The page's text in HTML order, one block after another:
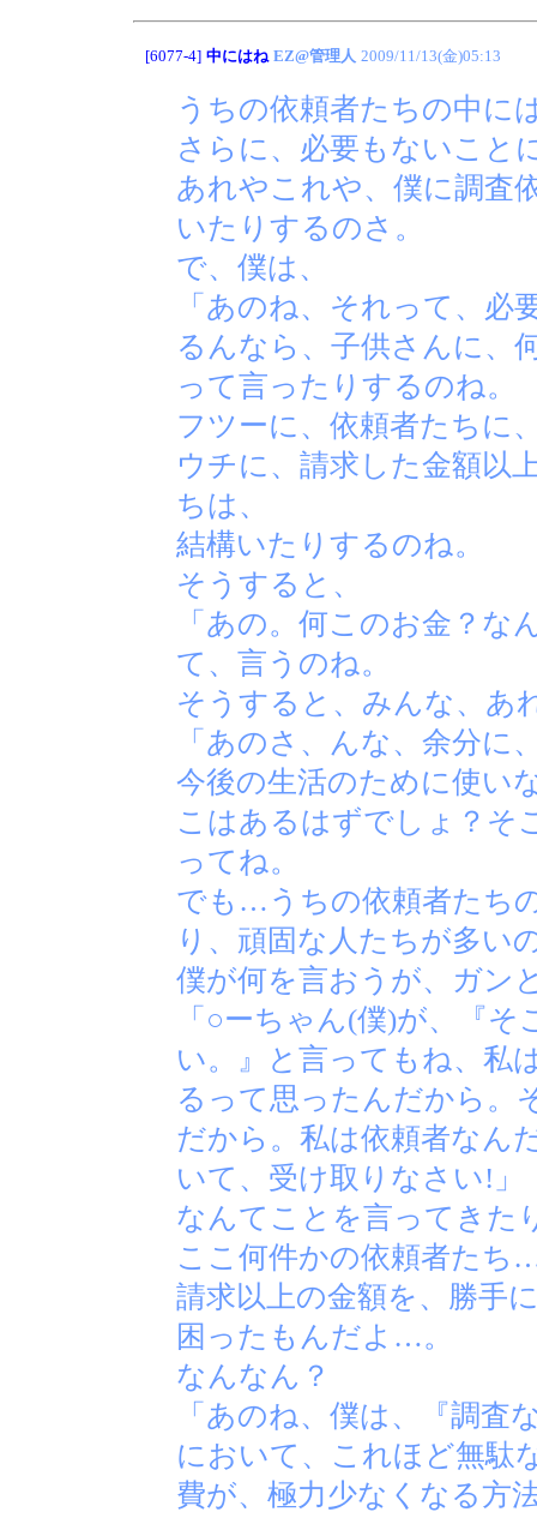
[6077-4] 中にはね EZ@管理人 2009/11/13(金)05:13
うちの依頼者たちの中に
さらに、必要もないこと
あれやこれや、僕に調査
いたりするのさ。
で、僕は、
「あのね、それって、必
るんなら、子供さんに、
って言ったりするのね。
フツーに、依頼者たちに
ウチに、請求した金額以
ちは、
結構いたりするのね。
そうすると、
「あの。何このお金？な
て、言うのね。
そうすると、みんな、あ
「あのさ、んな、余分に
今後の生活のために使い
こはあるはずでしょ？そ
ってね。
でも…うちの依頼者たち
り、頑固な人たちが多い
僕が何を言おうが、ガン
「○ーちゃん(僕)が、『
い。』と言ってもね、私
るって思ったんだから。
だから。私は依頼者なん
いて、受け取りなさい!」
なんてことを言ってきた
ここ何件かの依頼者た
請求以上の金額を、勝手
困ったもんだよ…。
なんなん？
「あのね、僕は、『調査
において、これほど無駄
費が、極力少なくなる方